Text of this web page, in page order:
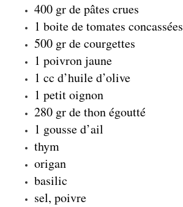
400 gr de pâtes crues
1 boite de tomates concassées
500 gr de courgettes
1 poivron jaune
1 cc d’huile d’olive
1 petit oignon
280 gr de thon égoutté
1 gousse d’ail
thym
origan
basilic
sel, poivre